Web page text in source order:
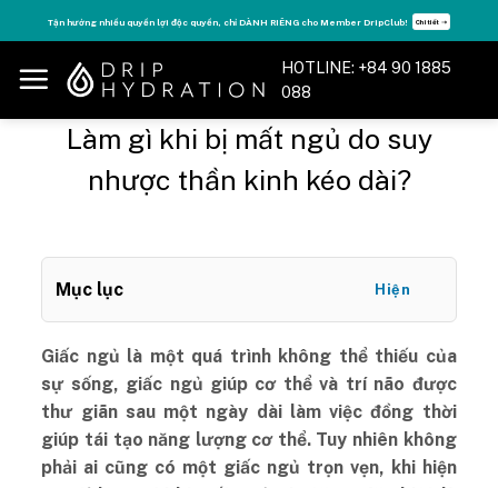
to
content
DripClub! Chi tiết ➝ Tăng năng lượng - sống đỉnh cao với thẻ Vitamin Drip
HOTLINE: +84 90 1885
088
Làm gì khi bị mất ngủ do suy
nhược thần kinh kéo dài?
Mục lục Hiện
Giấc ngủ là một quá trình không thể thiếu của
sự sống, giấc ngủ giúp cơ thể và trí não được
thư giãn sau một ngày dài làm việc đồng thời
giúp tái tạo năng lượng cơ thể. Tuy nhiên không
phải ai cũng có một giấc ngủ trọn vẹn, khi hiện